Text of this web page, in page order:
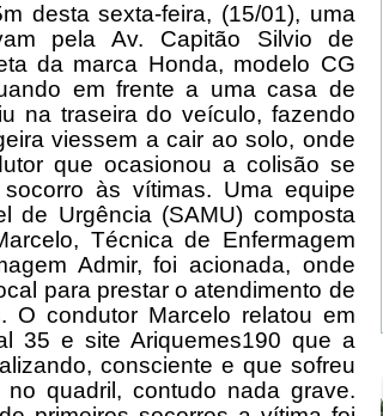
sexta-feira, (15/01), uma
pela Av. Capitão Silvio de
da marca Honda, modelo CG
em frente a uma casa de
na traseira do veículo, fazendo
viessem a cair ao solo, onde
que ocasionou a colisão se
às vítimas. Uma equipe
de Urgência (SAMU) composta
Técnica de Enfermagem
Admir, foi acionada, onde
para prestar o atendimento de
O condutor Marcelo relatou em
35 e site Ariquemes190 que a
consciente e que sofreu
quadril, contudo nada grave.